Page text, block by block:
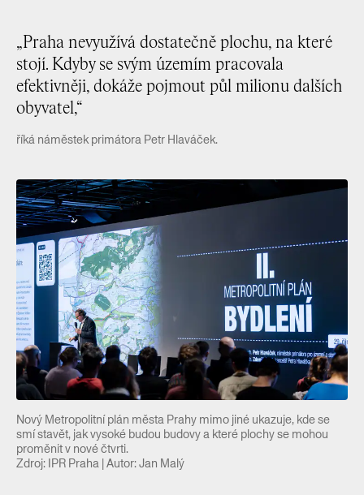
„Praha nevyužívá dostatečně plochu, na které
stojí. Kdyby se svým územím pracovala
efektivněji, dokáže pojmout půl milionu dalších
obyvatel,“
říká náměstek primátora Petr Hlaváček.
Nový Metropolitní plán města Prahy mimo jiné ukazuje, kde se
smí stavět, jak vysoké budou budovy a které plochy se mohou
proměnit v nové čtvrti.
Zdroj: IPR Praha | Autor: Jan Malý